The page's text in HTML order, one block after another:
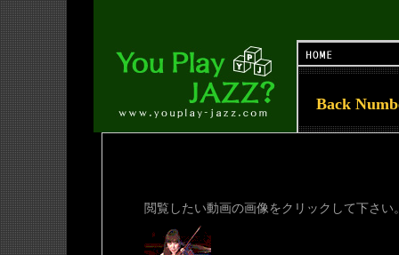
Back
閲覧したい動画の画像をクリックして下さい